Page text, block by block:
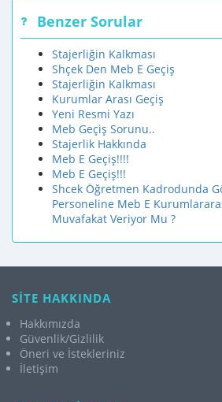
Benzer Sorular
Stajerliğin Kalkması
Shçek Den Meb E Geçiş
Stajerliğin Kalkması
Kurumlar Arası Geçiş
Yeni Resmi Yazı
Meb Geçiş Sorunu..
Stajerlik Hakkında
Meb E Geçiş!!!!
Meb E Geçiş!!!
Shcek Öğretmen Kadrodunda
Personeline Meb E
Muvafakat Veriyor Mu ?
SİTE HAKKINDA
Hakkımızda
Güvenlik/Gizlilik
Öneri ve İstekleriniz
İletişim